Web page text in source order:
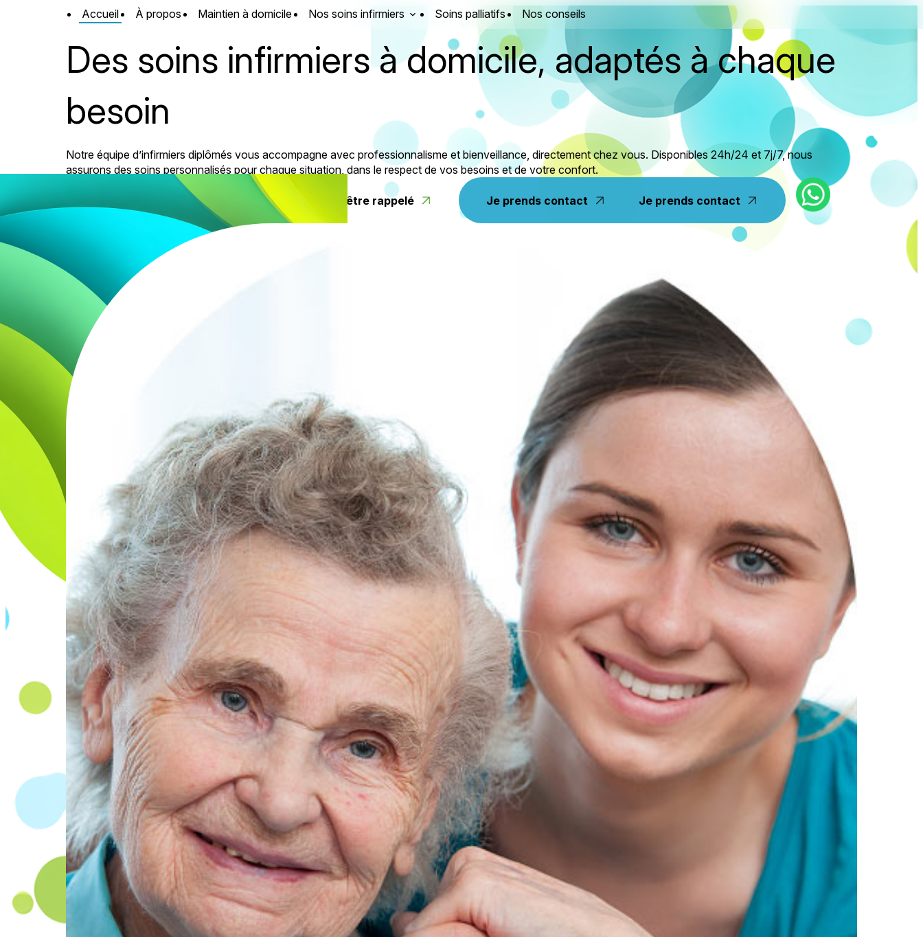
Accueil À propos Maintien à domicile Nos soins infirmiers Soins palliatifs Nos conseils
Des soins infirmiers à domicile, adaptés à chaque
besoin
Notre équipe d’infirmiers diplômés vous accompagne avec professionnalisme et bienveillance, directement chez vous. Disponibles 24h/24 et 7j/7, nous
assurons des soins personnalisés pour chaque situation, dans le respect de vos besoins et de votre confort.
Je souhaite être rappelé Je souhaite être rappelé Je prends contact Je prends contact
Panneau de gestion des cookies